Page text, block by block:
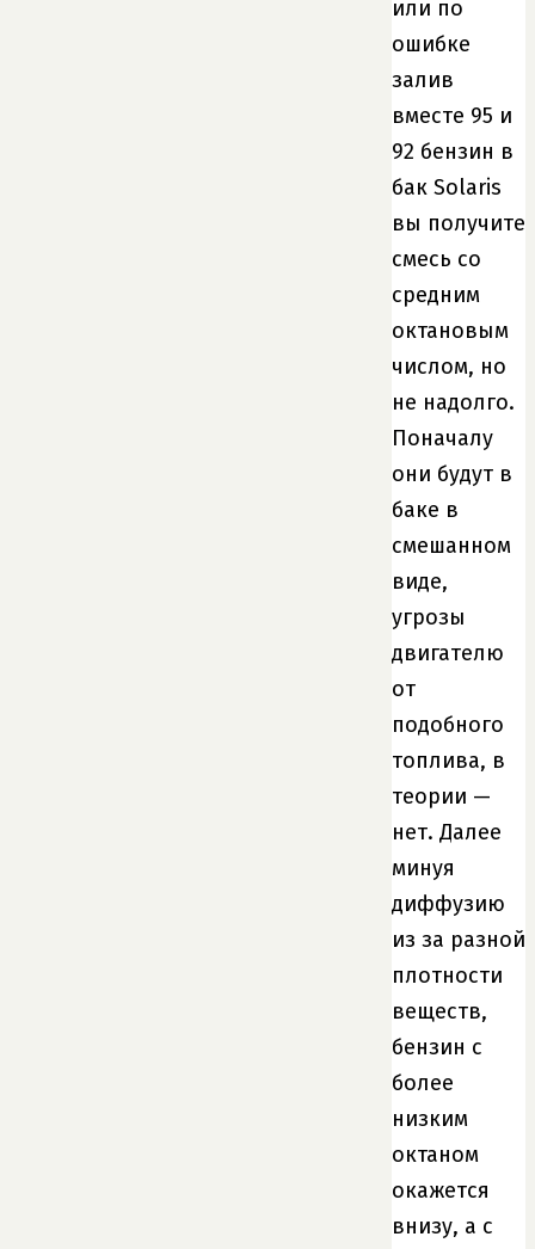
или по
ошибке
залив
вместе 95 и
92 бензин в
бак Solaris
вы получите
смесь со
средним
октановым
числом, но
не надолго.
Поначалу
они будут в
баке в
смешанном
виде,
угрозы
двигателю
от
подобного
топлива, в
теории —
нет. Далее
минуя
диффузию
из за разной
плотности
веществ,
бензин с
более
низким
октаном
окажется
внизу, а с